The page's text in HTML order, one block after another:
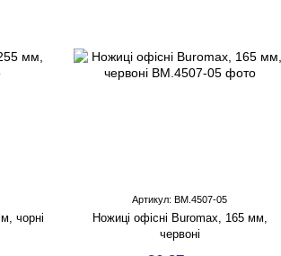
чорні
Артикул: BM.4507-05
Ножицi офiсні Buromax, 165 мм,
червоні